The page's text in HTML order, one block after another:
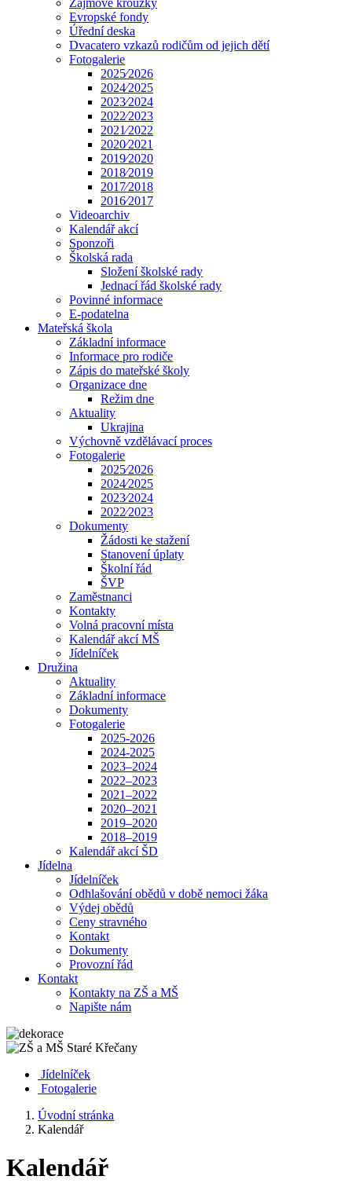
Zájmové kroužky
Evropské fondy
Úřední deska
Dvacatero vzkazů rodičům od jejich dětí
Fotogalerie
2025⁄2026
2024⁄2025
2023⁄2024
2022⁄2023
2021⁄2022
2020⁄2021
2019⁄2020
2018⁄2019
2017⁄2018
2016⁄2017
Videoarchiv
Kalendář akcí
Sponzoři
Školská rada
Složení školské rady
Jednací řád školské rady
Povinné informace
E-podatelna
Mateřská škola
Základní informace
Informace pro rodiče
Zápis do mateřské školy
Organizace dne
Režim dne
Aktuality
Ukrajina
Výchovně vzdělávací proces
Fotogalerie
2025⁄2026
2024⁄2025
2023⁄2024
2022⁄2023
Dokumenty
Žádosti ke stažení
Stanovení úplaty
Školní řád
ŠVP
Zaměstnanci
Kontakty
Volná pracovní místa
Kalendář akcí MŠ
Jídelníček
Družina
Aktuality
Základní informace
Dokumenty
Fotogalerie
2025-2026
2024-2025
2023–2024
2022–2023
2021–2022
2020–2021
2019–2020
2018–2019
Kalendář akcí ŠD
Jídelna
Jídelníček
Odhlašování obědů v době nemoci žáka
Výdej obědů
Ceny stravného
Kontakt
Dokumenty
Provozní řád
Kontakt
Kontakty na ZŠ a MŠ
Napište nám
Jídelníček
Fotogalerie
Úvodní stránka
Kalendář
Kalendář